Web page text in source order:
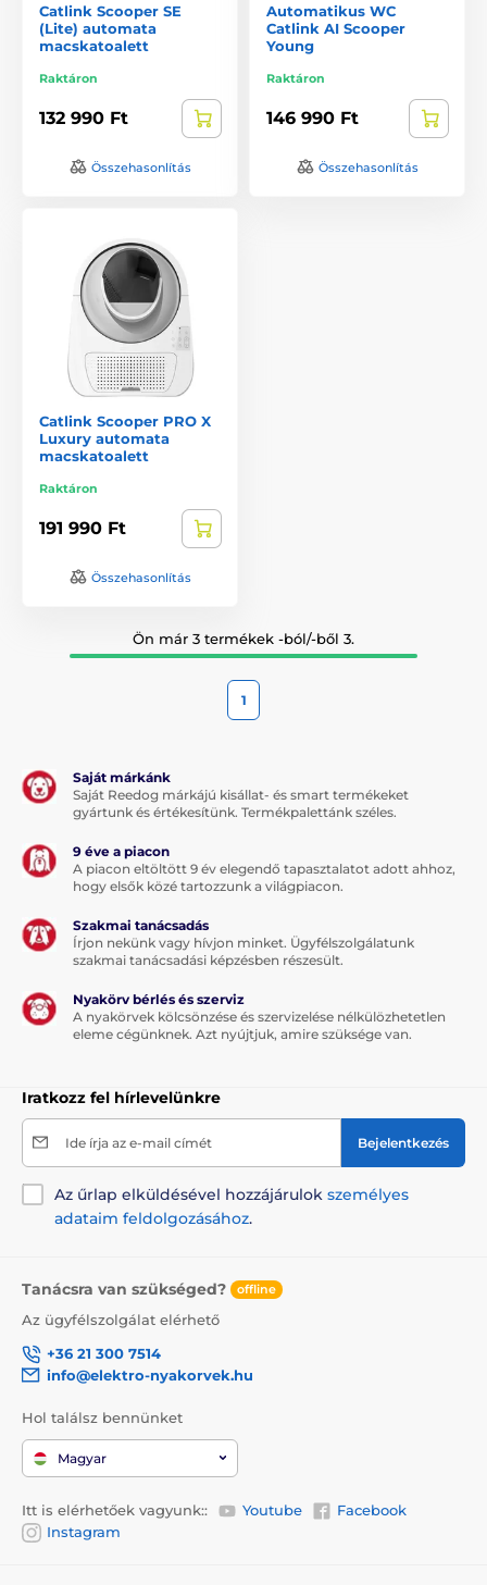
Catlink Scooper SE
(Lite) automata
macskatoalett
Raktáron
132 990 Ft
Összehasonlítás
Automatikus WC
Catlink AI Scooper
Young
Raktáron
146 990 Ft
Összehasonlítás
Catlink Scooper PRO X
Luxury automata
macskatoalett
Raktáron
191 990 Ft
Összehasonlítás
Ön már 3 termékek -ból/-ből 3.
1
Saját márkánk
Saját Reedog márkájú kisállat- és smart termékeket
gyártunk és értékesítünk. Termékpalettánk széles.
9 éve a piacon
A piacon eltöltött 9 év elegendő tapasztalatot adott ahhoz,
hogy elsők közé tartozzunk a világpiacon.
Szakmai tanácsadás
Írjon nekünk vagy hívjon minket. Ügyfélszolgálatunk
szakmai tanácsadási képzésben részesült.
Nyakörv bérlés és szerviz
A nyakörvek kölcsönzése és szervizelése nélkülözhetetlen
eleme cégünknek. Azt nyújtjuk, amire szüksége van.
Iratkozz fel hírlevelünkre
Ide írja az e-mail címét Bejelentkezés
Az űrlap elküldésével hozzájárulok személyes
adataim feldolgozásához.
Tanácsra van szükséged? offline
Az ügyfélszolgálat elérhető
+36 21 300 7514
info@elektro-nyakorvek.hu
Hol találsz bennünket
Magyar
Itt is elérhetőek vagyunk:: Youtube
Facebook
Instagram